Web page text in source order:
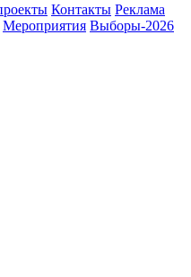
Контакты Реклама
Мероприятия Выборы-2026